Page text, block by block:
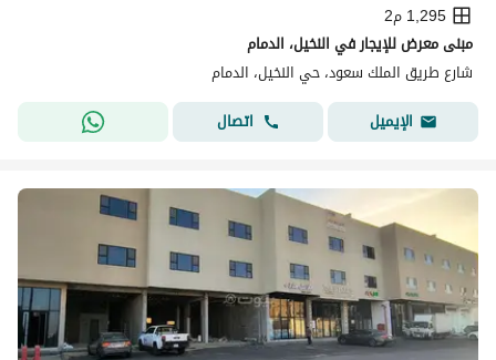
1,295 م2
مبنى معرض للإيجار في النخيل، الدمام
شارع طريق الملك سعود، حي النخيل، الدمام
الإيميل
اتصال